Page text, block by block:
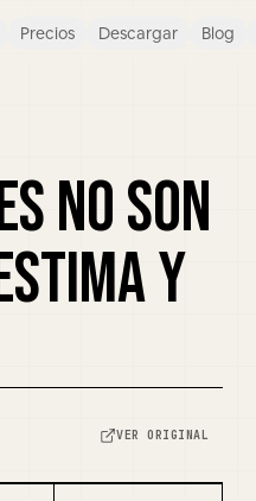
Precios Descargar Blog
NO SON
Y
VER ORIGINAL